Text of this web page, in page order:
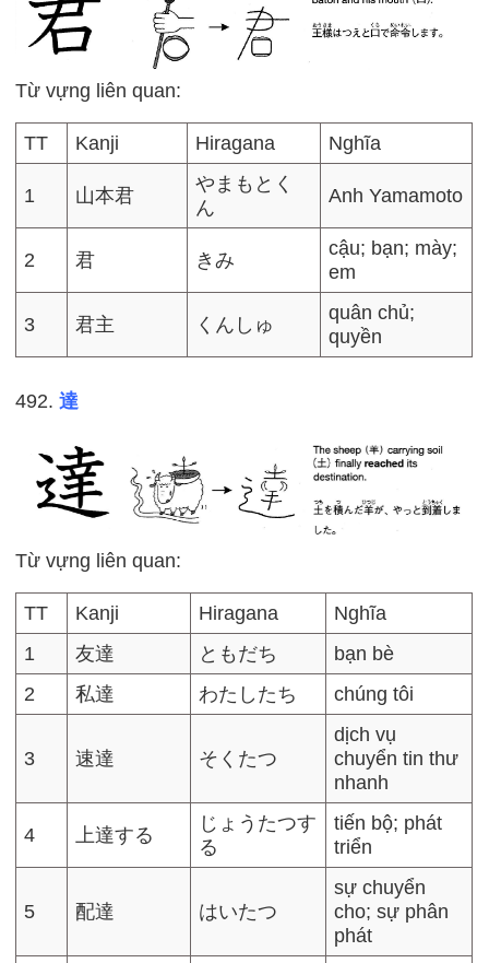
Từ vựng liên quan:
TT Kanji Hiragana Nghĩa
1 山本君
やまもとく
ん
Anh Yamamoto
2 君 きみ
cậu; bạn; mày;
em
3 君主 くんしゅ
quân chủ;
quyền
492.達
Từ vựng liên quan:
TT Kanji Hiragana
Nghĩa
1
友達 ともだち
bạn bè
2
私達 わたしたち chúng tôi
3 速達 そくたつ
dịch vụ
chuyển tin thư
nhanh
4 上達する
じょうたつす
る
tiến bộ; phát
triển
5 配達 はいたつ
sự chuyển
cho; sự phân
phát